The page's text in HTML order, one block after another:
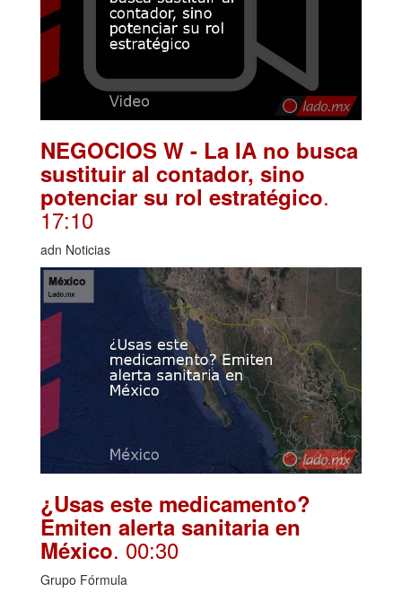
NEGOCIOS W - La IA no busca
sustituir al contador, sino
potenciar su rol estratégico.
17:10
adn Noticias
¿Usas este medicamento?
Emiten alerta sanitaria en
México. 00:30
Grupo Fórmula